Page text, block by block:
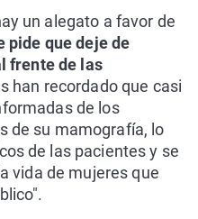
un alegato a favor de
pide que deje de
frente de las
han recordado que casi
de los
de su mamografía, lo
de las pacientes y se
vida de mujeres que